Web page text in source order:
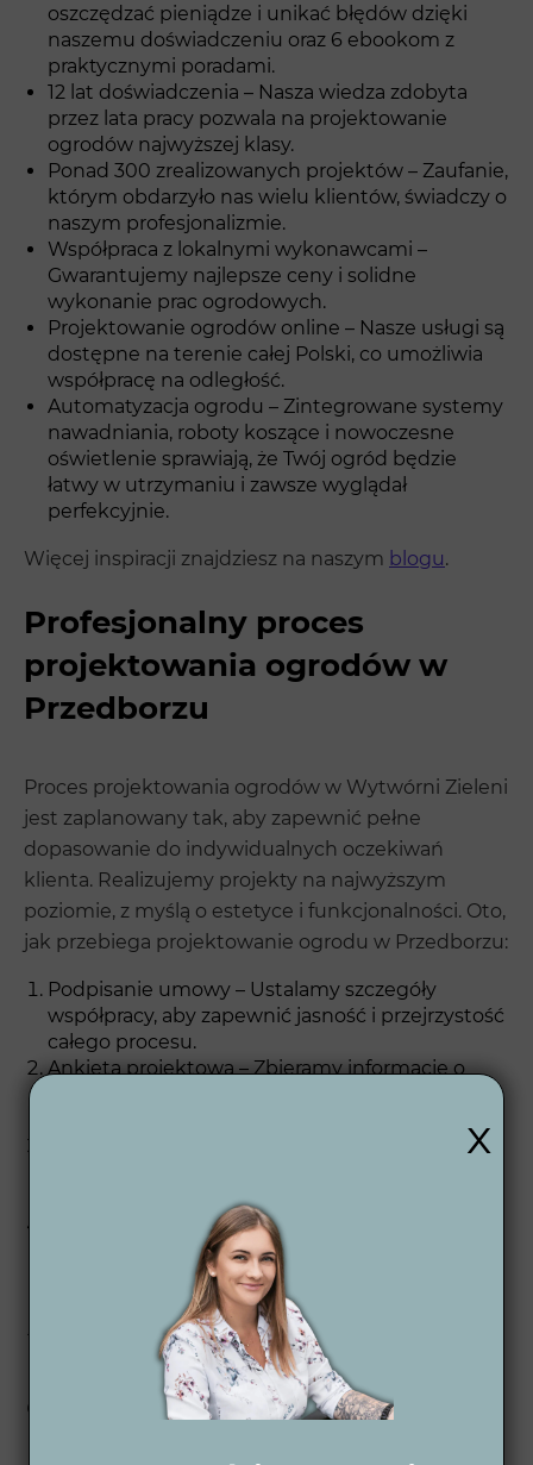
oszczędzać pieniądze i unikać błędów dzięki
naszemu doświadczeniu oraz 6 ebookom z
praktycznymi poradami.
12 lat doświadczenia – Nasza wiedza zdobyta
przez lata pracy pozwala na projektowanie
ogrodów najwyższej klasy.
Ponad 300 zrealizowanych projektów – Zaufanie,
którym obdarzyło nas wielu klientów, świadczy o
naszym profesjonalizmie.
Współpraca z lokalnymi wykonawcami –
Gwarantujemy najlepsze ceny i solidne
wykonanie prac ogrodowych.
Projektowanie ogrodów online – Nasze usługi są
dostępne na terenie całej Polski, co umożliwia
współpracę na odległość.
Automatyzacja ogrodu – Zintegrowane systemy
nawadniania, roboty koszące i nowoczesne
oświetlenie sprawiają, że Twój ogród będzie
łatwy w utrzymaniu i zawsze wyglądał
perfekcyjnie.
Więcej inspiracji znajdziesz na naszym blogu.
Profesjonalny proces
projektowania ogrodów w
Przedborzu
Proces projektowania ogrodów w Wytwórni Zieleni
jest zaplanowany tak, aby zapewnić pełne
dopasowanie do indywidualnych oczekiwań
klienta. Realizujemy projekty na najwyższym
poziomie, z myślą o estetyce i funkcjonalności. Oto,
jak przebiega projektowanie ogrodu w Przedborzu:
Podpisanie umowy – Ustalamy szczegóły
współpracy, aby zapewnić jasność i przejrzystość
całego procesu.
Ankieta projektowa – Zbieramy informacje o
Koncepcja 2D – Opracowujemy wstępny plan
poszczególnych elementów.
Wizualizacje 3D dzienne i nocne – Otrzymasz
realistyczne wizualizacje, które pomogą Ci
wyobrazić sobie, jak Twój ogród będzie wyglądał
w dzień i w nocy.
Projekt wykonawczy 2D – Szczegółowy plan,
który umożliwia realizację ogrodu zgodnie z
założeniami projektowymi.
Wsparcie po projektowe – Oferujemy pełne
x